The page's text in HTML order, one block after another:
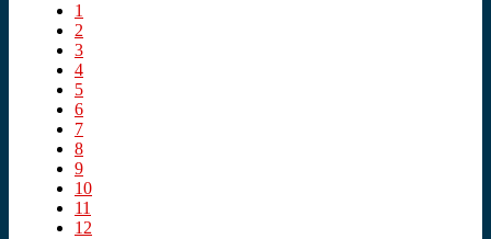
1
2
3
4
5
6
7
8
9
10
11
12